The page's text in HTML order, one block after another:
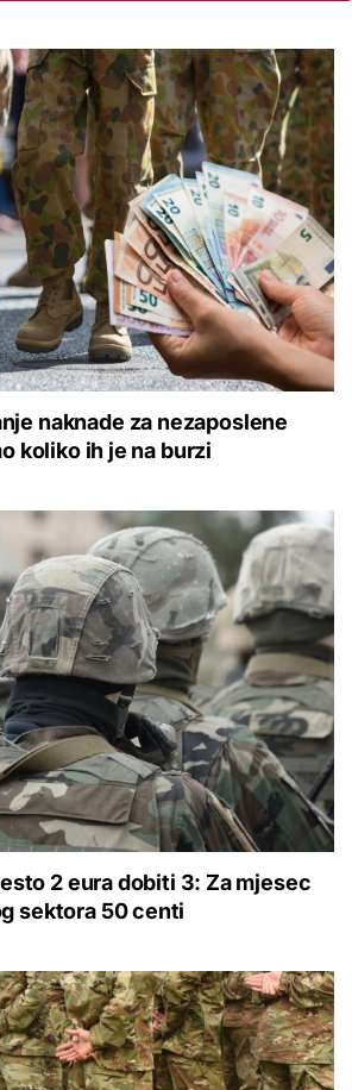
naknade za nezaposlene
koliko ih je na burzi
2 eura dobiti 3: Za mjesec
sektora 50 centi